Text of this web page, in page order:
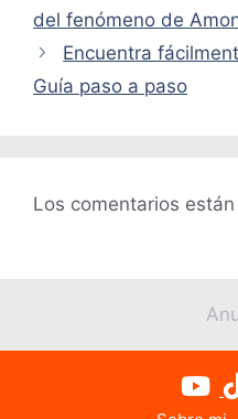
del fenómeno de
Encuentra
Guía paso a paso
Los comentarios